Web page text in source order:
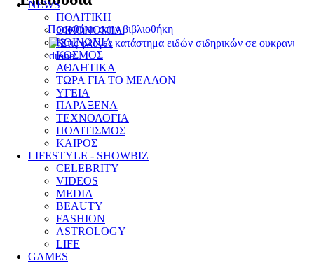
NEWS
ΠΟΛΙΤΙΚΗ
ΟΙΚΟΝΟΜΙΑ
ΚΟΙΝΩΝΙΑ
ΚΟΣΜΟΣ
ΑΘΛΗΤΙΚΑ
ΤΩΡΑ ΓΙΑ ΤΟ ΜΕΛΛΟΝ
ΥΓΕΙΑ
ΠΑΡΑΞΕΝΑ
ΤΕΧΝΟΛΟΓΙΑ
ΠΟΛΙΤΙΣΜΟΣ
ΚΑΙΡΟΣ
LIFESTYLE - SHOWBIZ
CELEBRITY
VIDEOS
MEDIA
BEAUTY
FASHION
ASTROLOGY
LIFE
GAMES
Προσθήκη στην βιβλιοθήκη